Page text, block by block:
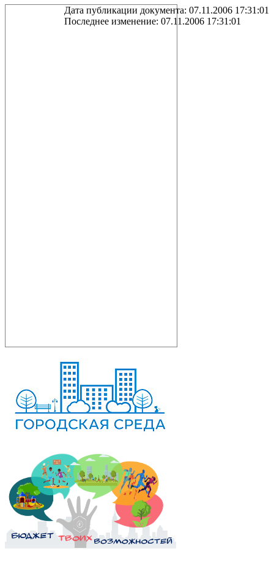
Дата публикации документа: 07.11.2006 17:31:01
Последнее изменение: 07.11.2006 17:31:01